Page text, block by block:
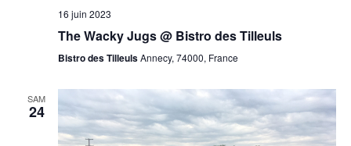
16 juin 2023
The Wacky Jugs @ Bistro des Tilleuls
Bistro des TilleulsAnnecy, 74000, France
SAM
24